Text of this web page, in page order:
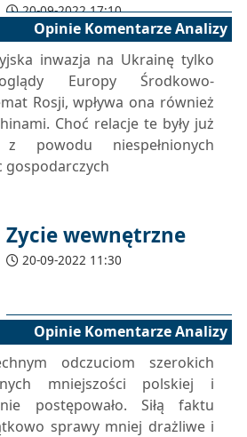
20-09-2022 17:10
Opinie Komentarze Analizy
inwazja na Ukrainę tylko
Europy Środkowo-
Rosji, wpływa ona również
Choć relacje te były już
z powodu niespełnionych
gospodarczych
Życie wewnętrzne
20-09-2022 11:30
Opinie Komentarze Analizy
odczuciom szerokich
mniejszości polskiej i
postępowało. Siłą faktu
sprawy mniej drażliwe i